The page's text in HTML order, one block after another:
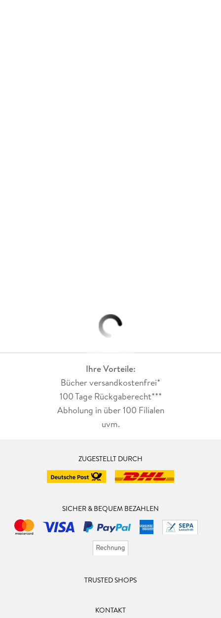
Ihre Vorteile:
Bücher versandkostenfrei*
100 Tage Rückgaberecht***
Abholung in über 100 Filialen
uvm.
ZUGESTELLT DURCH
SICHER & BEQUEM BEZAHLEN
TRUSTED SHOPS
KONTAKT